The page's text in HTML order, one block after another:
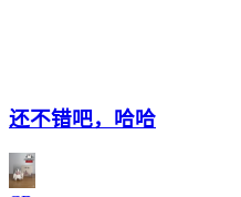
还不错吧，哈哈